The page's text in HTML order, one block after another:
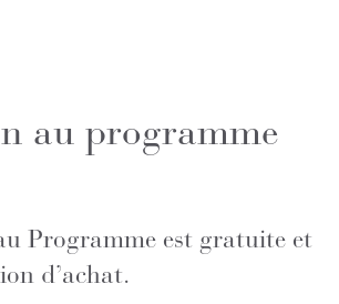
au programme
Programme est gratuite et
d’achat.